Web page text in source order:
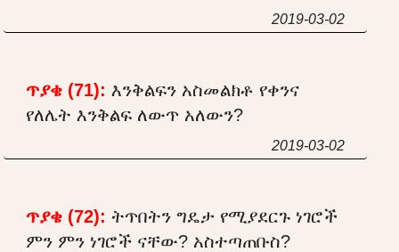
2019-03-02
ጥያቄ (71): እንቅልፍን አስመልክቶ የቀንና
የለሌት እንቅልፍ ለውጥ አለውን?
2019-03-02
ጥያቄ (72): ትጥበትን ግዴታ የሚያደርጉ ነገሮች
ምን ምን ነገሮች ናቸው? አስተጣጠቡስ?